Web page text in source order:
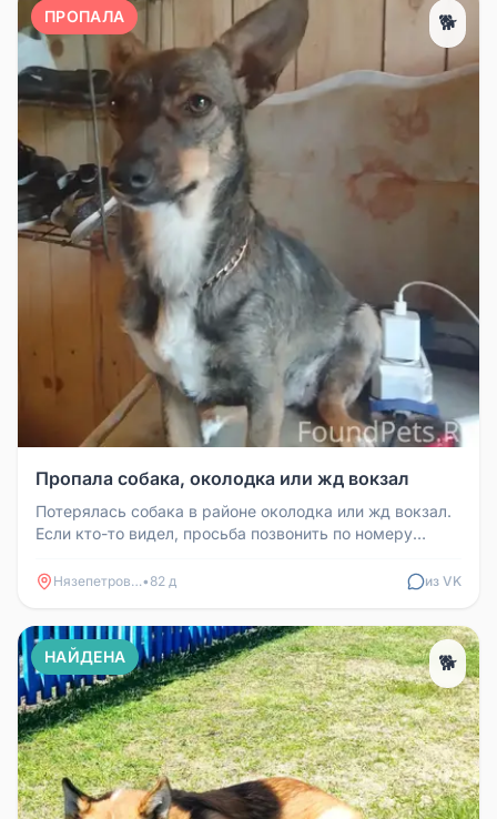
ПРОПАЛА 🐕
Пропала собака, околодка или жд вокзал
Потерялась собака в районе околодка или жд вокзал.
Если кто-то видел, просьба позвонить по номеру
Нязепетровск• 82 д из VK
НАЙДЕНА 🐕